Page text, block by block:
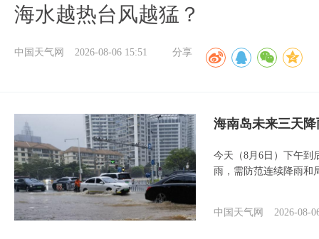
海水越热台风越猛？
中国天气网 2026-08-06 15:51 分享
海南岛未来三天
今天（8月6日）下午到
雨，需防范连续降雨和
中国天气网 2026-08-